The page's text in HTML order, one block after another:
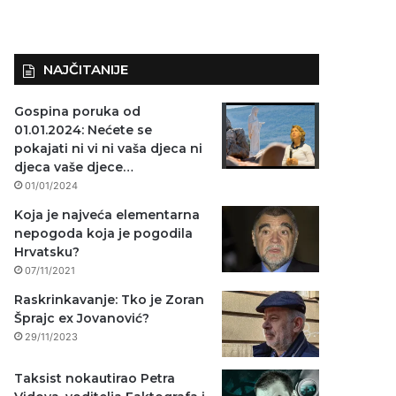
NAJČITANIJE
Gospina poruka od
01.01.2024: Nećete se
pokajati ni vi ni vaša djeca ni
djeca vaše djece…
01/01/2024
Koja je najveća elementarna
nepogoda koja je pogodila
Hrvatsku?
07/11/2021
Raskrinkavanje: Tko je Zoran
Šprajc ex Jovanović?
29/11/2023
Taksist nokautirao Petra